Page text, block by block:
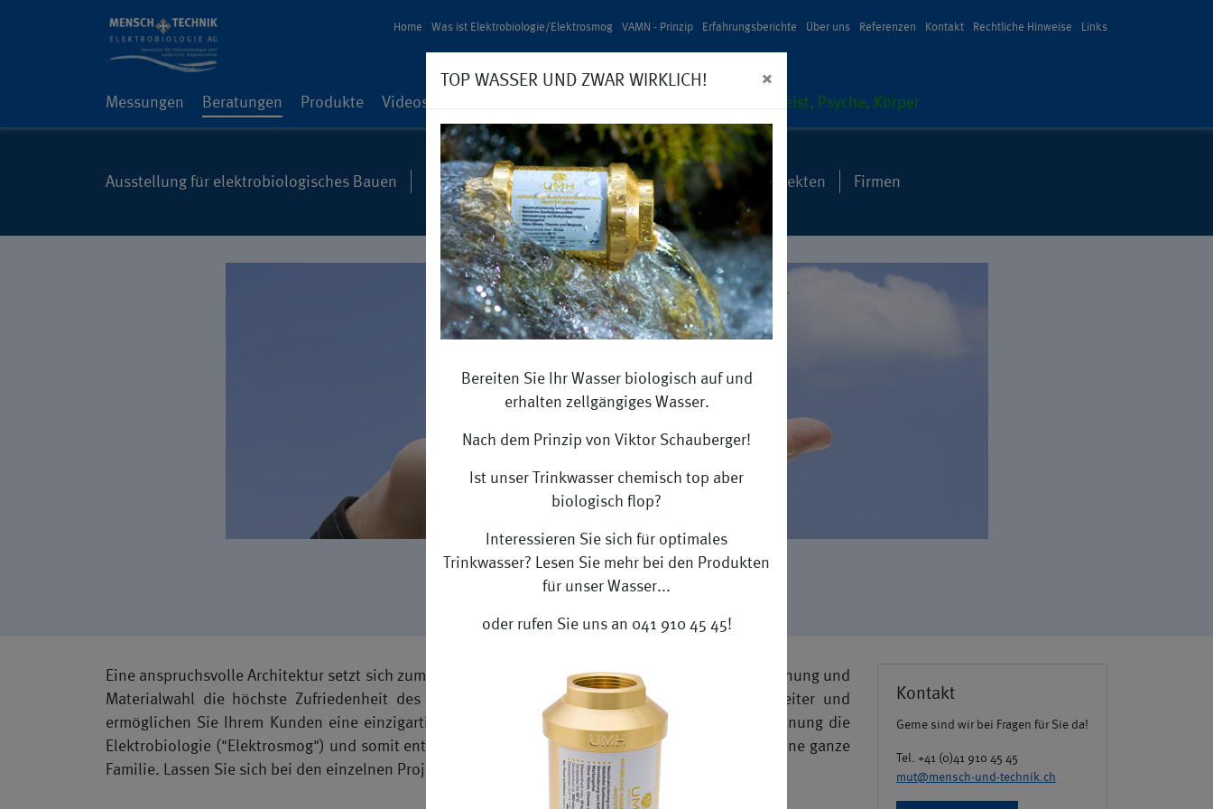
Home Was ist Elektrobiologie/Elektrosmog VAMN - Prinzip Erfahrungsberichte Über uns Referenzen Kontakt Rechtliche Hinweise Links
Messungen Beratungen Produkte Videos Natürliche Regeneration / Mensch – Geist, Psyche, Körper
Ausstellung für elektrobiologisches Bauen Betroffene Bauherren Elektroplaner Architekten Firmen
Architekten
Eine anspruchsvolle Ar­chitek­tur setzt sich zum Ziel, beim Bauen und Ren­ovieren durch gezielte Pla­nung und
Ma­te­ri­al­wahl die höchste Zufrieden­heit des Kun­den zu er­re­ichen. Gehen Sie einen Schritt weiter und
ermöglichen Sie Ihrem Kun­den eine einzi­gar­tige Wohlfühl-At­mo­sphäre. In­te­gri­eren Sie in die Pla­nung die
Elek­tro­bi­olo­gie ("Elek­tros­mog") und somit entsteht ein gesun­des Zuhause für den Kun­den und seine ganze
Fam­i­lie. Lassen Sie sich bei den einzel­nen Pro­jek­ten von uns be­raten.
Kontakt
Gerne sind wir bei Fragen für Sie da!
Tel. +41 (0)41 910 45 45
mut@mensch-und-technik.ch
TOP WASSER UND ZWAR WIRKLICH! ×
Bereiten Sie Ihr Wasser biologisch auf und
erhalten zellgängiges Wasser.
Nach dem Prinzip von Viktor Schauberger!
Ist unser Trinkwasser chemisch top aber
biologisch flop?
Interessieren Sie sich für optimales
Trinkwasser? Lesen Sie mehr bei den Produkten
für unser Wasser...
oder rufen Sie uns an 041 910 45 45!